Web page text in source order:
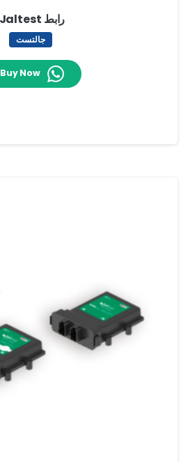
رابط Jaltest
جالتست
Buy Now